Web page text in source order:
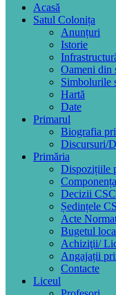
Acasă
Satul Colonița
Anunțuri
Istorie
Oameni din
Simbolurile
Hartă
Date
Primarul
Biografia
Discursuri/
Primăria
Dispozițiile
Decizii CSC
Ședințele
Acte
Bugetul
Achiziţii/
Angajații
Contacte
Liceul